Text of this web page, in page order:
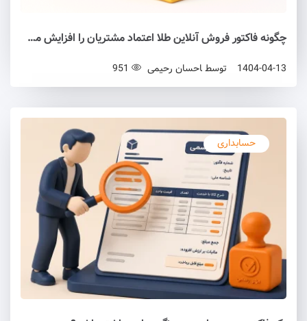
چگونه فاکتور فروش آنلاین طلا اعتماد مشتریان را افزایش می‌دهد؟
1404-04-13 توسط احسان رحیمی
حسابداری